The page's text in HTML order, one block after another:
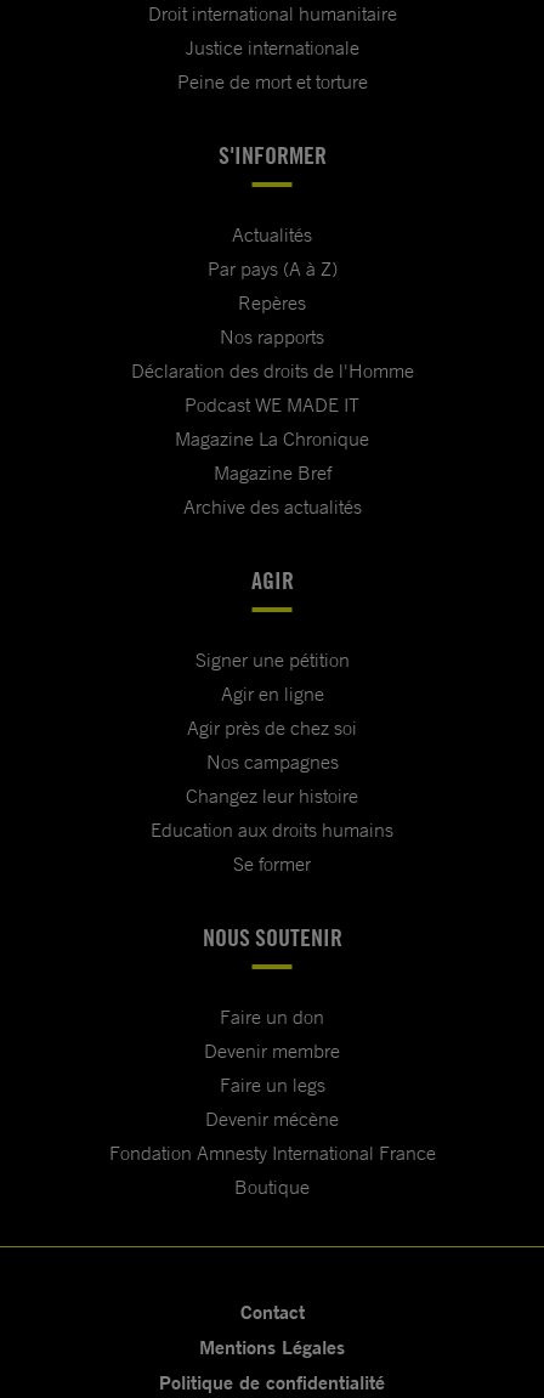
Droit international humanitaire
Justice internationale
Peine de mort et torture
S'INFORMER
Actualités
Par pays (A à Z)
Repères
Nos rapports
Déclaration des droits de l'Homme
Podcast WE MADE IT
Magazine La Chronique
Magazine Bref
Archive des actualités
AGIR
Signer une pétition
Agir en ligne
Agir près de chez soi
Nos campagnes
Changez leur histoire
Education aux droits humains
Se former
NOUS SOUTENIR
Faire un don
Devenir membre
Faire un legs
Devenir mécène
Fondation Amnesty International France
Boutique
Contact
Mentions Légales
Politique de confidentialité